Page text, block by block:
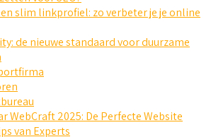
slim linkprofiel: zo verbeter je je online
de nieuwe standaard voor duurzame
WebCraft 2025: De Perfecte Website
van Experts